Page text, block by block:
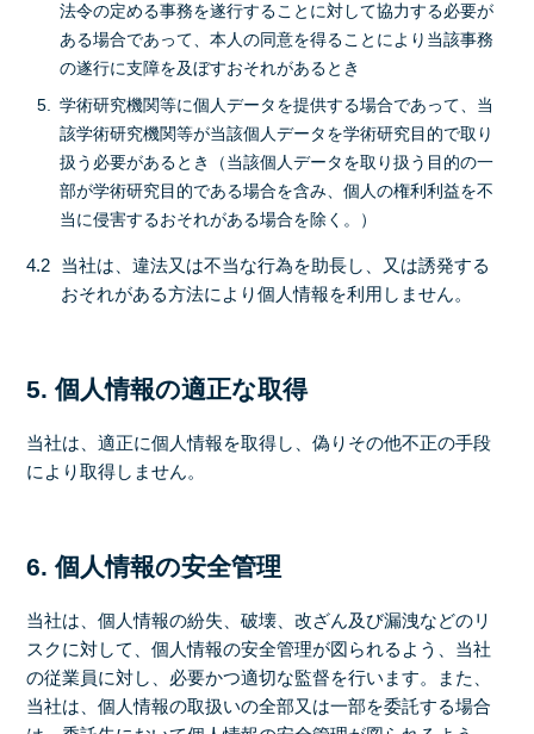
法令の定める事務を遂行することに対して協力する必要が
ある場合であって、本人の同意を得ることにより当該事務
の遂行に支障を及ぼすおそれがあるとき
学術研究機関等に個人データを提供する場合であって、当
該学術研究機関等が当該個人データを学術研究目的で取り
扱う必要があるとき（当該個人データを取り扱う目的の一
部が学術研究目的である場合を含み、個人の権利利益を不
当に侵害するおそれがある場合を除く。）
4.2 当社は、違法又は不当な行為を助長し、又は誘発する
おそれがある方法により個人情報を利用しません。
5. 個人情報の適正な取得
当社は、適正に個人情報を取得し、偽りその他不正の手段
により取得しません。
6. 個人情報の安全管理
当社は、個人情報の紛失、破壊、改ざん及び漏洩などのリ
スクに対して、個人情報の安全管理が図られるよう、当社
の従業員に対し、必要かつ適切な監督を行います。また、
当社は、個人情報の取扱いの全部又は一部を委託する場合